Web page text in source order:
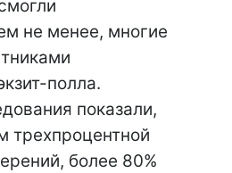
не менее, многие
полла.
показали,
трехпроцентной
более 80%